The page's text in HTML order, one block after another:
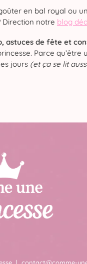
en bal royal ou
notre blog
astuces de fête et
Parce qu’être
jours (et ça se lit